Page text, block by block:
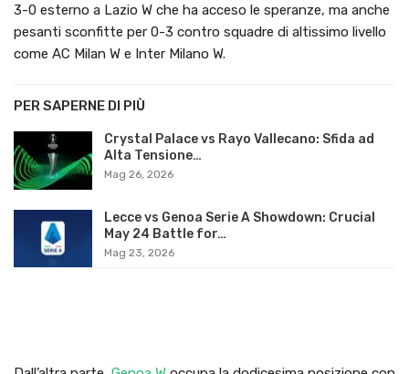
3-0 esterno a Lazio W che ha acceso le speranze, ma anche
pesanti sconfitte per 0-3 contro squadre di altissimo livello
come AC Milan W e Inter Milano W.
PER SAPERNE DI PIÙ
Crystal Palace vs Rayo Vallecano: Sfida ad
Alta Tensione…
Mag 26, 2026
Lecce vs Genoa Serie A Showdown: Crucial
May 24 Battle for…
Mag 23, 2026